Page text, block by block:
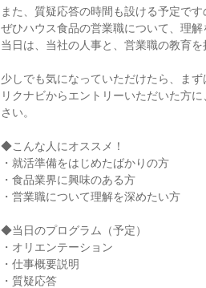
また、質疑応答の時間も設ける予定で
ぜひハウス食品の営業職について、理解
当日は、当社の人事と、営業職の教育
少しでも気になっていただけたら、ま
リクナビからエントリーいただいた方
さい。
◆こんな人にオススメ！
・就活準備をはじめたばかりの方
・食品業界に興味のある方
・営業職について理解を深めたい方
◆当日のプログラム（予定）
・オリエンテーション
・仕事概要説明
・質疑応答